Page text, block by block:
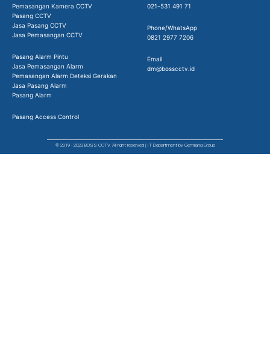
Pemasangan Kamera CCTV
Pasang CCTV
Jasa Pasang CCTV
Jasa Pemasangan CCTV
Pasang Alarm Pintu
Jasa Pemasangan Alarm
Pemasangan Alarm Deteksi Gerakan
Jasa Pasang Alarm
Pasang Alarm
Pasang Access Control
021-531 491 71
Phone/WhatsApp
0821 2977 7206
Email
dm@bosscctv.id
© 2019 - 2023 BOSS CCTV. All right reserved | IT Department by Gemilang Group